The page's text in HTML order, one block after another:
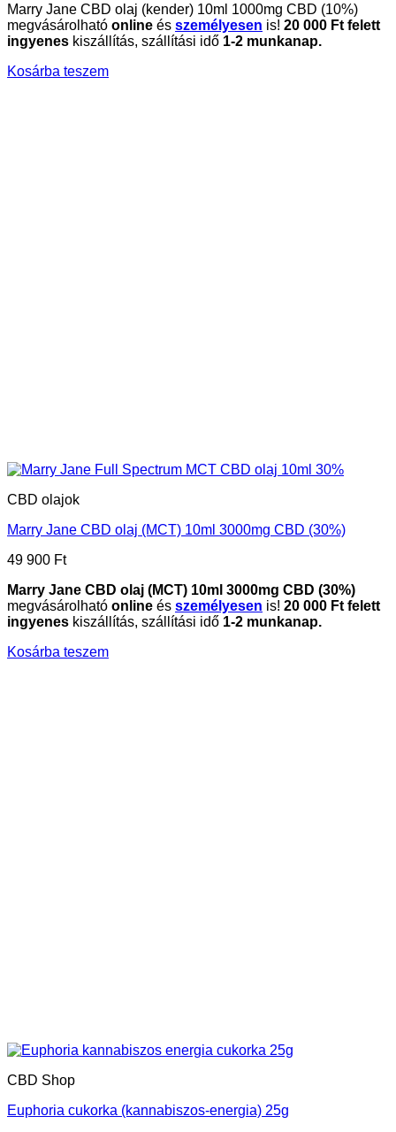
Marry Jane CBD olaj (kender) 10ml 1000mg CBD (10%)
megvásárolható online és személyesen is! 20 000 Ft felett
ingyenes kiszállítás, szállítási idő 1-2 munkanap.
Kosárba teszem
CBD olajok
Marry Jane CBD olaj (MCT) 10ml 3000mg CBD (30%)
49 900 Ft
Marry Jane CBD olaj (MCT) 10ml 3000mg CBD (30%)
megvásárolható online és személyesen is! 20 000 Ft felett
ingyenes kiszállítás, szállítási idő 1-2 munkanap.
Kosárba teszem
CBD Shop
Euphoria cukorka (kannabiszos-energia) 25g